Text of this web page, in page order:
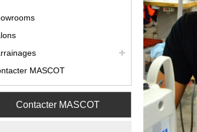
MASCOT
Contacter MASCOT